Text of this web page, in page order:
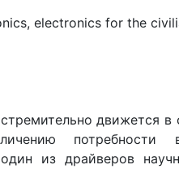
electronics for the
движется в
потребности
из драйверов